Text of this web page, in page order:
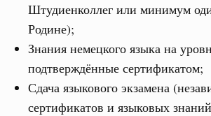
Штудиенколлег или минимум
Родине);
Знания немецкого языка на
подтверждённые сертификатом;
Сдача языкового экзамена
сертификатов и языковых